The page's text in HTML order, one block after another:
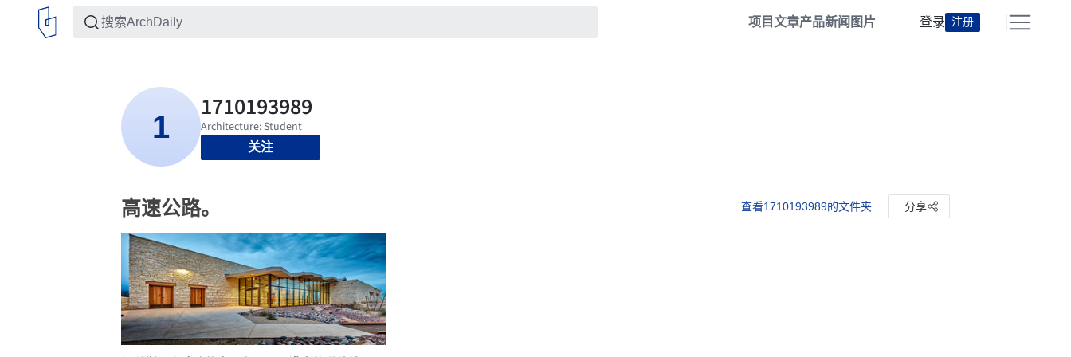
项目文章产品新闻 图片 登录 注册
关注
高速公路。 查看1710193989的文件夹 分享